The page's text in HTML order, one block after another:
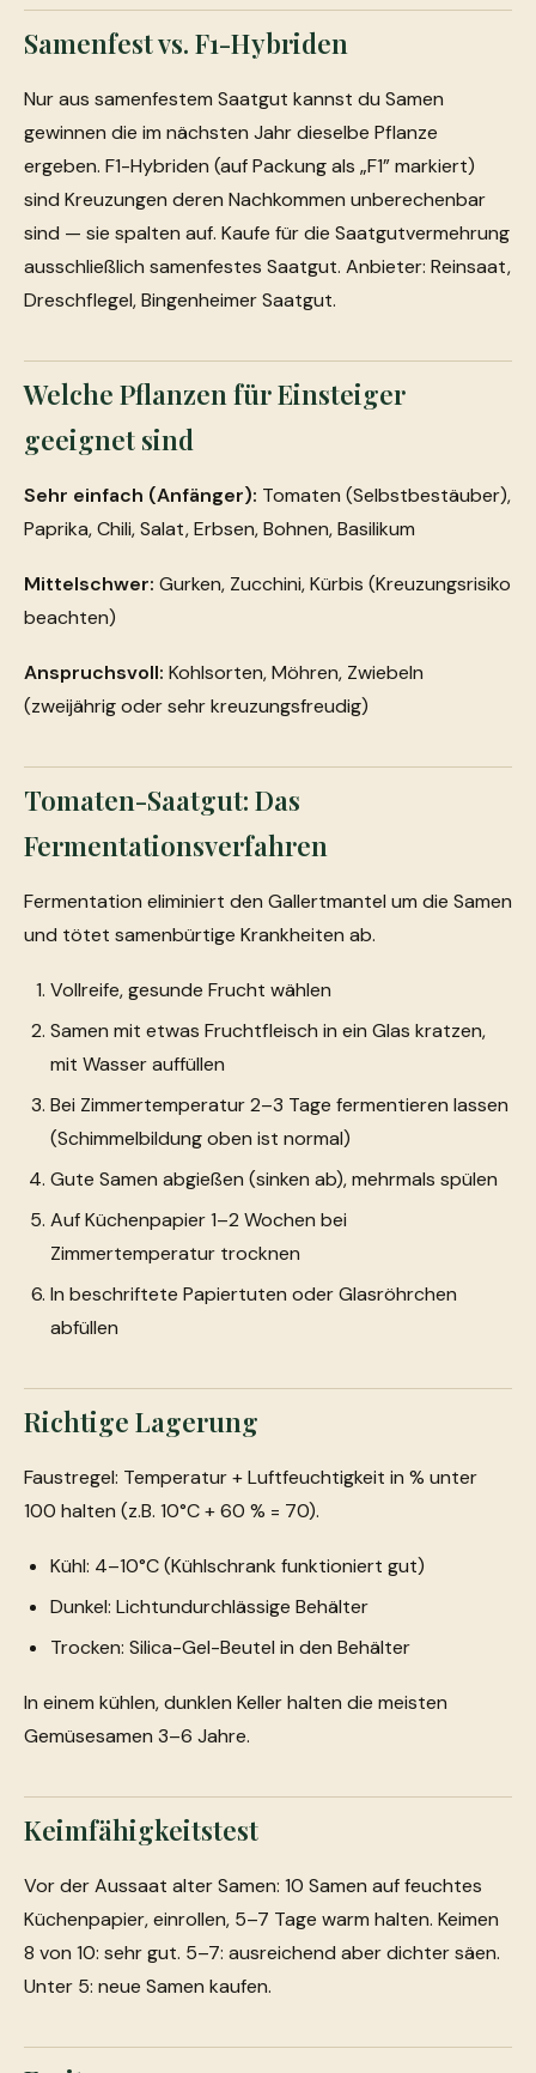
Samenfest vs. F1-Hybriden
Nur aus samenfestem Saatgut kannst du Samen
gewinnen die im nächsten Jahr dieselbe Pflanze
ergeben. F1-Hybriden (auf Packung als „F1” markiert)
sind Kreuzungen deren Nachkommen unberechenbar
sind — sie spalten auf. Kaufe für die Saatgutvermehrung
ausschließlich samenfestes Saatgut. Anbieter: Reinsaat,
Dreschflegel, Bingenheimer Saatgut.
Welche Pflanzen für Einsteiger
geeignet sind
Sehr einfach (Anfänger): Tomaten (Selbstbestäuber),
Paprika, Chili, Salat, Erbsen, Bohnen, Basilikum
Mittelschwer: Gurken, Zucchini, Kürbis (Kreuzungsrisiko
beachten)
Anspruchsvoll: Kohlsorten, Möhren, Zwiebeln
(zweijährig oder sehr kreuzungsfreudig)
Tomaten-Saatgut: Das
Fermentationsverfahren
Fermentation eliminiert den Gallertmantel um die Samen
und tötet samenbürtige Krankheiten ab.
Vollreife, gesunde Frucht wählen
Samen mit etwas Fruchtfleisch in ein Glas kratzen,
mit Wasser auffüllen
Bei Zimmertemperatur 2–3 Tage fermentieren lassen
(Schimmelbildung oben ist normal)
Gute Samen abgießen (sinken ab), mehrmals spülen
Auf Küchenpapier 1–2 Wochen bei
Zimmertemperatur trocknen
In beschriftete Papiertuten oder Glasröhrchen
abfüllen
Richtige Lagerung
Faustregel: Temperatur + Luftfeuchtigkeit in % unter
100 halten (z.B. 10°C + 60 % = 70).
Kühl: 4–10°C (Kühlschrank funktioniert gut)
Dunkel: Lichtundurchlässige Behälter
Trocken: Silica-Gel-Beutel in den Behälter
In einem kühlen, dunklen Keller halten die meisten
Gemüsesamen 3–6 Jahre.
Keimfähigkeitstest
Vor der Aussaat alter Samen: 10 Samen auf feuchtes
Küchenpapier, einrollen, 5–7 Tage warm halten. Keimen
8 von 10: sehr gut. 5–7: ausreichend aber dichter säen.
Unter 5: neue Samen kaufen.